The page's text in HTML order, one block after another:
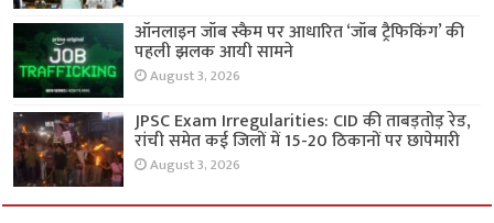
ऑनलाइन जॉब स्कैम पर आधारित ‘जॉब ट्रैफिकिंग’ की
पहली झलक आयी सामने
August 3, 2026
JPSC Exam Irregularities: CID की ताबड़तोड़ रेड,
रांची समेत कई जिलों में 15-20 ठिकानों पर छापेमारी
August 3, 2026